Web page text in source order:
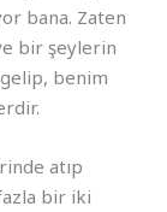
bana. Zaten
bir şeylerin
benim
atıp
bir iki